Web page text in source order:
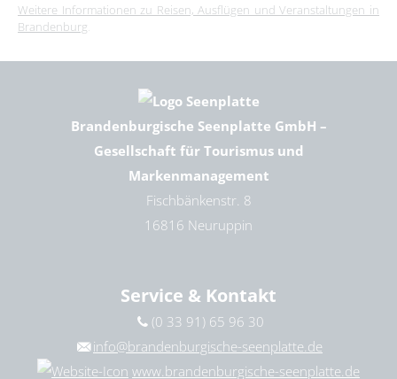
Weitere Informationen zu Reisen, Ausflügen und Veranstaltungen in
Brandenburg
Brandenburgische Seenplatte GmbH –
Gesellschaft für Tourismus und
Markenmanagement
Fischbänkenstr. 8
16816 Neuruppin
Service & Kontakt
(0 33 91) 65 96 30
info@brandenburgische-seenplatte.de
www.brandenburgische-seenplatte.de